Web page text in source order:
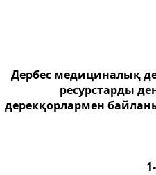
Дербес медициналық
ресурстарды
дерекқорлармен